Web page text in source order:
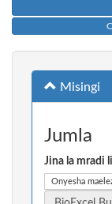
Misingi
Jumla
Jina la mradi
Onyesha